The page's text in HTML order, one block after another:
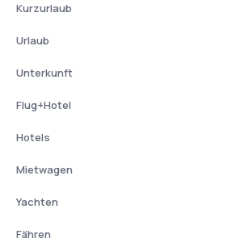
Kurzurlaub
Urlaub
Unterkunft
Flug+Hotel
Hotels
Mietwagen
Yachten
Fähren